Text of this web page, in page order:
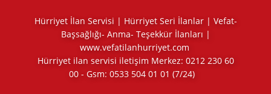
Hürriyet İlan Servisi | Hürriyet Seri İlanlar | Vefat-
Başsağlığı- Anma- Teşekkür İlanları |
www.vefatilanhurriyet.com
Hürriyet ilan servisi iletişim Merkez: 0212 230 60
00 - Gsm: 0533 504 01 01 (7/24)